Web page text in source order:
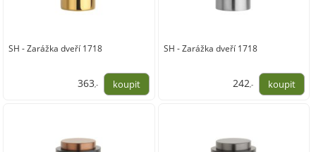
SH - Zarážka dveří 1718
363,-
SH - Zarážka dveří 1718
242 ,-